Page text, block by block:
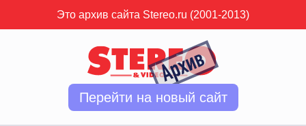
Это архив сайта Stereo.ru (2001-2013)
Перейти на новый сайт